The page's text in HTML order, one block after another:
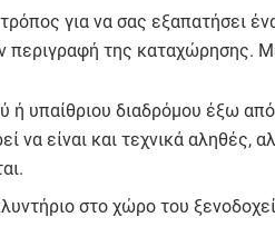
για να σας εξαπατήσει
περιγραφή της καταχώρησης.
υπαίθριου διαδρόμου έξω
να είναι και τεχνικά αληθές,
στο χώρο του